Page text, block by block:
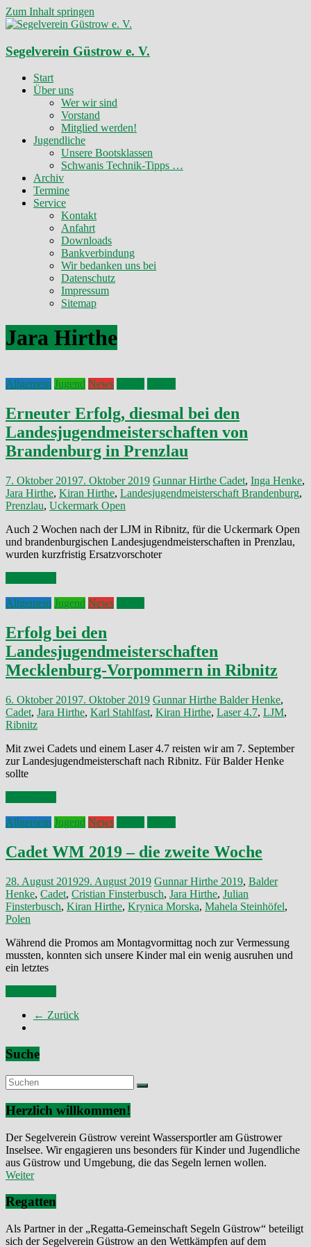
Zum Inhalt springen
Segelverein Güstrow e. V.
Start
Über uns
Wer wir sind
Vorstand
Mitglied werden!
Jugendliche
Unsere Bootsklassen
Schwanis Technik-Tipps …
Archiv
Termine
Service
Kontakt
Anfahrt
Downloads
Bankverbindung
Wir bedanken uns bei
Datenschutz
Impressum
Sitemap
Jara Hirthe
Allgemein Jugend News
Erneuter Erfolg, diesmal bei den
Landesjugendmeisterschaften von
Brandenburg in Prenzlau
7. Oktober 20197. Oktober 2019 Gunnar Hirthe Cadet, Inga Henke,
Jara Hirthe, Kiran Hirthe, Landesjugendmeisterschaft Brandenburg,
Prenzlau, Uckermark Open
Auch 2 Wochen nach der LJM in Ribnitz, für die Uckermark Open
und brandenburgischen Landesjugendmeisterschaften in Prenzlau,
wurden kurzfristig Ersatzvorschoter
Allgemein Jugend News
Erfolg bei den
Landesjugendmeisterschaften
Mecklenburg-Vorpommern in Ribnitz
6. Oktober 20197. Oktober 2019 Gunnar Hirthe Balder Henke,
Cadet, Jara Hirthe, Karl Stahlfast, Kiran Hirthe, Laser 4.7, LJM,
Ribnitz
Mit zwei Cadets und einem Laser 4.7 reisten wir am 7. September
zur Landesjugendmeisterschaft nach Ribnitz. Für Balder Henke
sollte
Allgemein Jugend News
Cadet WM 2019 – die zweite Woche
28. August 201929. August 2019 Gunnar Hirthe 2019, Balder
Henke, Cadet, Cristian Finsterbusch, Jara Hirthe, Julian
Finsterbusch, Kiran Hirthe, Krynica Morska, Mahela Steinhöfel,
Polen
Während die Promos am Montagvormittag noch zur Vermessung
mussten, konnten sich unsere Kinder mal ein wenig ausruhen und
ein letztes
← Zurück
Suche
Herzlich willkommen!
Der Segelverein Güstrow vereint Wassersportler am Güstrower
Inselsee. Wir engagieren uns besonders für Kinder und Jugendliche
aus Güstrow und Umgebung, die das Segeln lernen wollen.
Weiter
Regatten
Als Partner in der „Regatta-Gemeinschaft Segeln Güstrow“ beteiligt
sich der Segelverein Güstrow an den Wettkämpfen auf dem